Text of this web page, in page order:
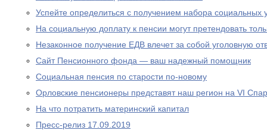
Успейте определиться с получением набора социальных
На социальную доплату к пенсии могут претендовать
Незаконное получение ЕДВ влечет за собой уголовную
Сайт Пенсионного фонда — ваш надежный помощник
Социальная пенсия по старости по-новому
Орловские пенсионеры представят наш регион на VI
На что потратить материнский капитал
Пресс-релиз 17.09.2019